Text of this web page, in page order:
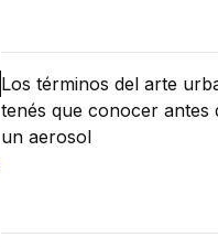
Los términos del arte
tenés que conocer antes
un aerosol